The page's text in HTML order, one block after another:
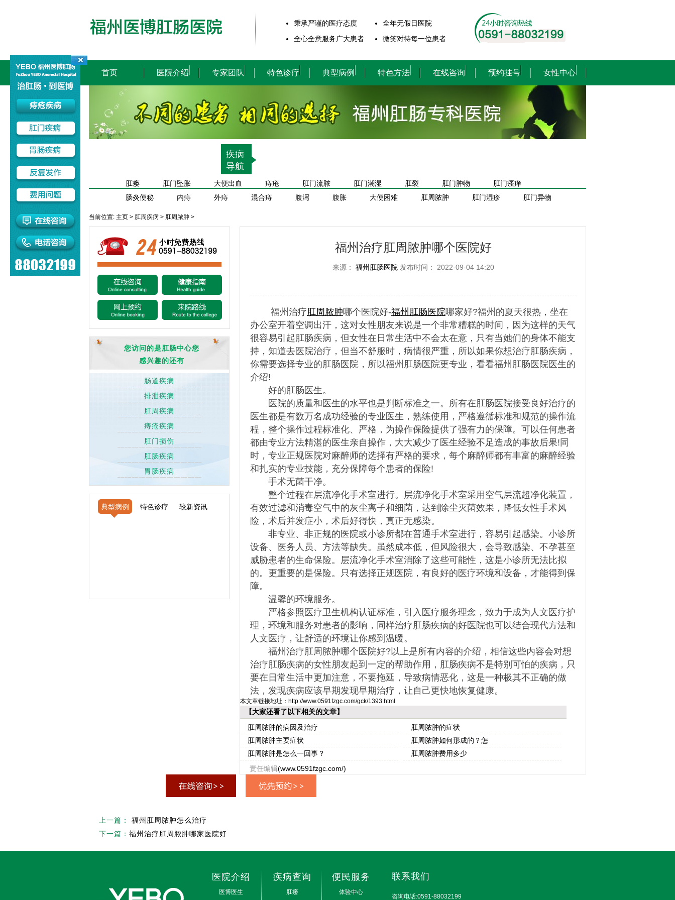
秉承严谨的医疗态度
全年无假日医院
全心全意服务广大患者
微笑对待每一位患者
首页 医院介绍 专家团队 特色诊疗 典型病例 特色方法 在线咨询 预约挂号 女性中心
疾病
导航
肛瘘 肛门坠胀 大便出血 痔疮 肛门流脓 肛门潮湿 肛裂 肛门肿物
肛门瘙痒
肠炎便秘
内痔 外痔 混合痔 腹泻 腹胀 大便困难 肛周脓肿 肛门湿疹 肛门异物
当前位置: 主页 > 肛周疾病 > 肛周脓肿 >
您访问的是肛肠中心您
感兴趣的还有
肠道疾病
排泄疾病
肛周疾病
痔疮疾病
肛门损伤
肛肠疾病
胃肠疾病
典型病例 特色诊疗 较新资讯
福州治疗肛周脓肿哪个医院好
来源： 福州肛肠医院 发布时间： 2022-09-04 14:20
福州治疗肛周脓肿哪个医院好-福州肛肠医院哪家好?福州的夏天很热，坐在
办公室开着空调出汗，这对女性朋友来说是一个非常糟糕的时间，因为这样的天气
很容易引起肛肠疾病，但女性在日常生活中不会太在意，只有当她们的身体不能支
持，知道去医院治疗，但当不舒服时，病情很严重，所以如果你想治疗肛肠疾病，
你需要选择专业的肛肠医院，所以福州肛肠医院更专业，看看福州肛肠医院医生的
介绍!
好的肛肠医生。
医院的质量和医生的水平也是判断标准之一。所有在肛肠医院接受良好治疗的
医生都是有数万名成功经验的专业医生，熟练使用，严格遵循标准和规范的操作流
程，整个操作过程标准化、严格，为操作保险提供了强有力的保障。可以任何患者
都由专业方法精湛的医生亲自操作，大大减少了医生经验不足造成的事故后果!同
时，专业正规医院对麻醉师的选择有严格的要求，每个麻醉师都有丰富的麻醉经验
和扎实的专业技能，充分保障每个患者的保险!
手术无菌干净。
整个过程在层流净化手术室进行。层流净化手术室采用空气层流超净化装置，
有效过滤和消毒空气中的灰尘离子和细菌，达到除尘灭菌效果，降低女性手术风
险，术后并发症小，术后好得快，真正无感染。
非专业、非正规的医院或小诊所都在普通手术室进行，容易引起感染。小诊所
设备、医务人员、方法等缺失。虽然成本低，但风险很大，会导致感染、不孕甚至
威胁患者的生命保险。层流净化手术室消除了这些可能性，这是小诊所无法比拟
的。更重要的是保险。只有选择正规医院，有良好的医疗环境和设备，才能得到保
障。
温馨的环境服务。
严格参照医疗卫生机构认证标准，引入医疗服务理念，致力于成为人文医疗护
理，环境和服务对患者的影响，同样治疗肛肠疾病的好医院也可以结合现代方法和
人文医疗，让舒适的环境让你感到温暖。
福州治疗肛周脓肿哪个医院好?以上是所有内容的介绍，相信这些内容会对想
治疗肛肠疾病的女性朋友起到一定的帮助作用，肛肠疾病不是特别可怕的疾病，只
要在日常生活中更加注意，不要拖延，导致病情恶化，这是一种极其不正确的做
法，发现疾病应该早期发现早期治疗，让自己更快地恢复健康。
本文章链接地址： http://www.0591fzgc.com/gck/1393.html
【大家还看了以下相关的文章】
肛周脓肿的病因及治疗
肛周脓肿的症状
肛周脓肿主要症状
肛周脓肿如何形成的？怎
肛周脓肿是怎么一回事？
肛周脓肿费用多少
责任编辑(www.0591fzgc.com/)
上一篇：
福州肛周脓肿怎么治疗
下一篇： 福州治疗肛周脓肿哪家医院好
医院介绍
医博医生
疾病查询
肛瘘
便民服务
体验中心
联系我们
咨询电话:0591-88032199